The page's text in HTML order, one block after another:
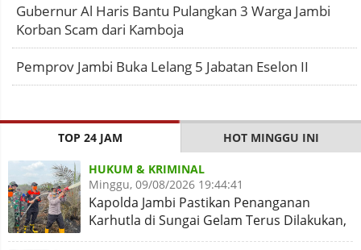
Gubernur Al Haris Bantu Pulangkan 3 Warga Jambi
Korban Scam dari Kamboja
Pemprov Jambi Buka Lelang 5 Jabatan Eselon II
TOP 24 JAM HOT MINGGU INI
HUKUM & KRIMINAL
Minggu, 09/08/2026 19:44:41
Kapolda Jambi Pastikan Penanganan
Karhutla di Sungai Gelam Terus Dilakukan,
Sinergi Diperkuat